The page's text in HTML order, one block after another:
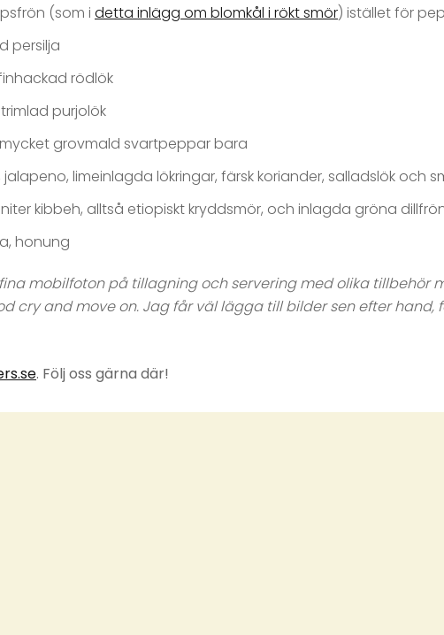
(som i detta inlägg om blomkål i rökt smör) istället för
persilja
rödlök
purjolök
grovmald svartpeppar bara
limeinlagda lökringar, färsk koriander, salladslök och
kibbeh, alltså etiopiskt kryddsmör, och inlagda gröna
honung
mobilfoton på tillagning och servering med olika tillbehör
cry and move on. Jag får väl lägga till bilder sen efter hand,
. Följ oss gärna där!